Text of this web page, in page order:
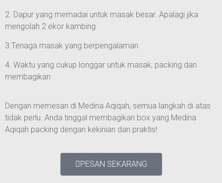
2. Dapur yang memadai untuk masak besar. Apalagi jika
mengolah 2 ekor kambing
3.Tenaga masak yang berpengalaman
4. Waktu yang cukup longgar untuk masak, packing dan
membagikan
Dengan memesan di Medina Aqiqah, semua langkah di atas
tidak perlu. Anda tinggal membagikan box yang Medina
Aqiqah packing dengan kekinian dan praktis!
PESAN SEKARANG